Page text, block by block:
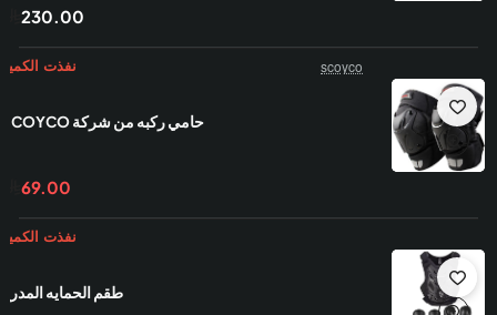
230.00
scoyco
حامي ركبه من شركة SCOYCO
69.00
طقم الحمايه المدرع